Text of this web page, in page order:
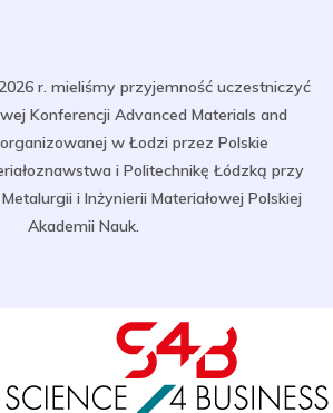
r. mieliśmy przyjemność uczestniczyć
Konferencji Advanced Materials and
w Łodzi przez Polskie
i Politechnikę Łódzką przy
i Inżynierii Materiałowej Polskiej
Akademii Nauk.